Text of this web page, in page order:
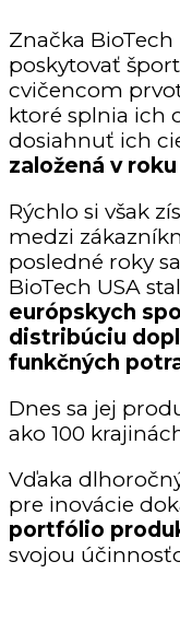
Značka
poskytovať
cvičencom
ktoré splnia ich
dosiahnuť ich
založená v
Rýchlo si však
medzi
posledné roky
BioTech USA
európskych
distribúciu
funkčných
Dnes sa jej
ako 100
Vďaka
pre inovácie
portfólio
svojou